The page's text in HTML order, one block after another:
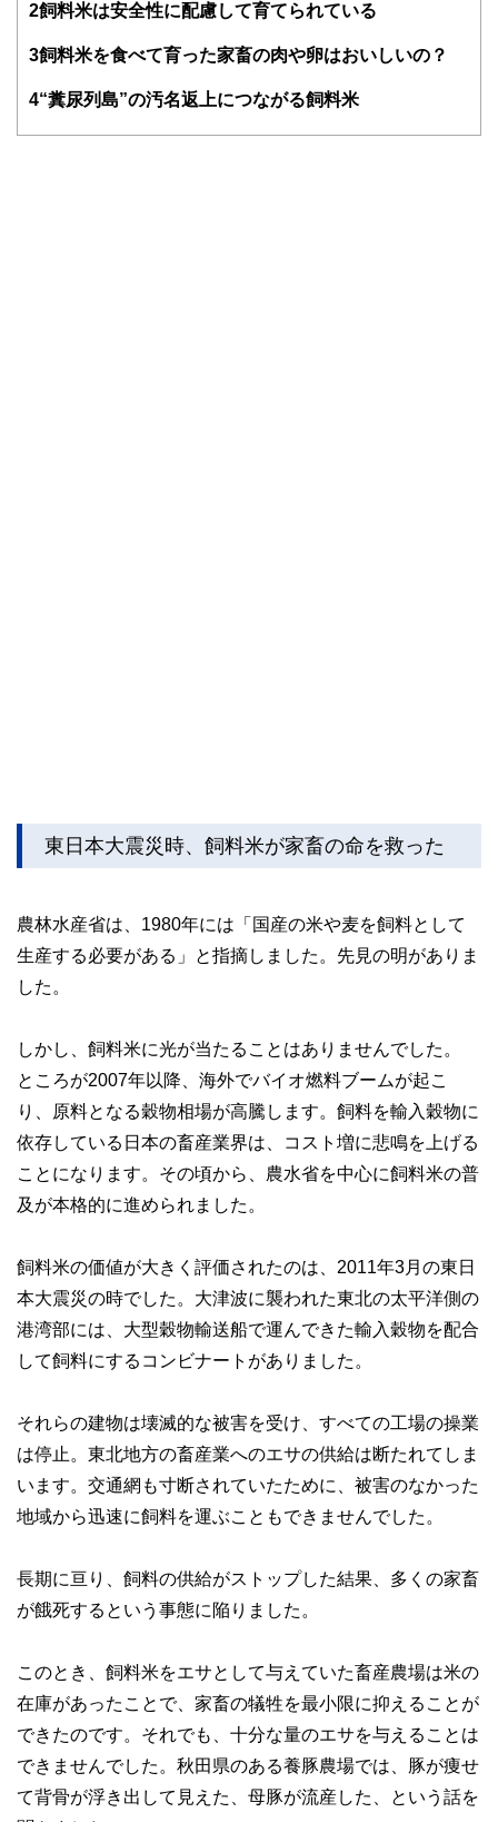
2飼料米は安全性に配慮して育てられている
3飼料米を食べて育った家畜の肉や卵はおいしいの？
4“糞尿列島”の汚名返上につながる飼料米
東日本大震災時、飼料米が家畜の命を救った
農林水産省は、1980年には「国産の米や麦を飼料として
生産する必要がある」と指摘しました。先見の明がありま
した。
しかし、飼料米に光が当たることはありませんでした。
ところが2007年以降、海外でバイオ燃料ブームが起こ
り、原料となる穀物相場が高騰します。飼料を輸入穀物に
依存している日本の畜産業界は、コスト増に悲鳴を上げる
ことになります。その頃から、農水省を中心に飼料米の普
及が本格的に進められました。
飼料米の価値が大きく評価されたのは、2011年3月の東日
本大震災の時でした。大津波に襲われた東北の太平洋側の
港湾部には、大型穀物輸送船で運んできた輸入穀物を配合
して飼料にするコンビナートがありました。
それらの建物は壊滅的な被害を受け、すべての工場の操業
は停止。東北地方の畜産業へのエサの供給は断たれてしま
います。交通網も寸断されていたために、被害のなかった
地域から迅速に飼料を運ぶこともできませんでした。
長期に亘り、飼料の供給がストップした結果、多くの家畜
が餓死するという事態に陥りました。
このとき、飼料米をエサとして与えていた畜産農場は米の
在庫があったことで、家畜の犠牲を最小限に抑えることが
できたのです。それでも、十分な量のエサを与えることは
できませんでした。秋田県のある養豚農場では、豚が痩せ
て背骨が浮き出して見えた、母豚が流産した、という話を